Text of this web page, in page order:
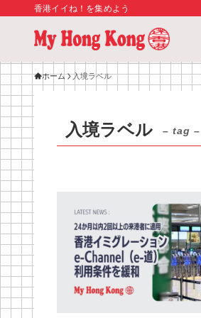
香港イイね！を集めよう
ホーム 入境ラベル
入境ラベル – tag –